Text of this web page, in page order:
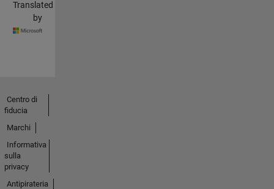
Translated
by
Centro di
fiducia
Marchi
Informativa
sulla
privacy
Antipirateria